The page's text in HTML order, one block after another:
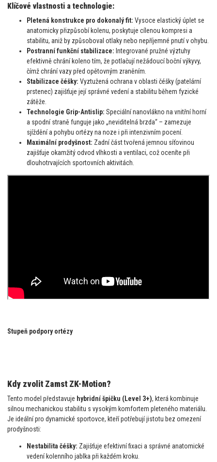
Klíčové vlastnosti a technologie:
Pletená konstrukce pro dokonalý fit: Vysoce elastický úplet se
anatomicky přizpůsobí kolenu, poskytuje cílenou kompresi a
stabilitu, aniž by způsoboval otlaky nebo nepříjemné pnutí v ohybu.
Postranní funkční stabilizace: Integrované pružné výztuhy
efektivně chrání koleno tím, že potlačují nežádoucí boční výkyvy,
čímž chrání vazy před opětovným zraněním.
Stabilizace čéšky: Vyztužená ochrana v oblasti čéšky (patelární
prstenec) zajišťuje její správné vedení a stabilitu během fyzické
zátěže.
Technologie Grip-Antislip: Speciální nanovlákno na vnitřní horní
a spodní straně funguje jako „neviditelná brzda“ – zamezuje
sjíždění a pohybu ortézy na noze i při intenzivním pocení.
Maximální prodyšnost: Zadní část tvořená jemnou síťovinou
zajišťuje okamžitý odvod vlhkosti a ventilaci, což oceníte při
dlouhotrvajících sportovních aktivitách.
Stupeň podpory ortézy
Kdy zvolit Zamst ZK-Motion?
Tento model představuje hybridní špičku (Level 3+), která kombinuje
silnou mechanickou stabilitu s vysokým komfortem pleteného materiálu.
Je ideální pro dynamické sportovce, kteří potřebují jistotu bez omezení
prodyšnosti:
Nestabilita čéšky: Zajišťuje efektivní fixaci a správné anatomické
vedení kolenního jablka při každém kroku.